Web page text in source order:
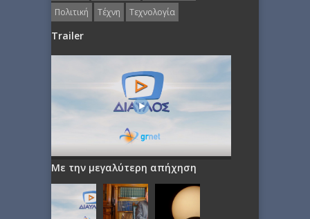
Πολιτική
Τέχνη Τεχνολογία
Trailer
Με την μεγαλύτερη απήχηση